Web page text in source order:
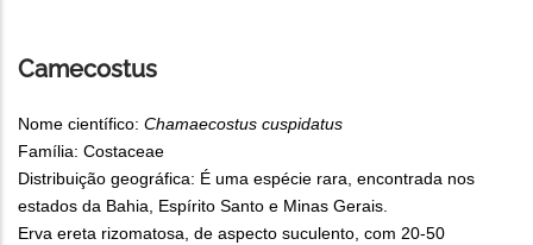
Camecostus
Nome científico: Chamaecostus cuspidatus
Família: Costaceae
Distribuição geográfica: É uma espécie rara, encontrada nos
estados da Bahia, Espírito Santo e Minas Gerais.
Erva ereta rizomatosa, de aspecto suculento, com 20-50